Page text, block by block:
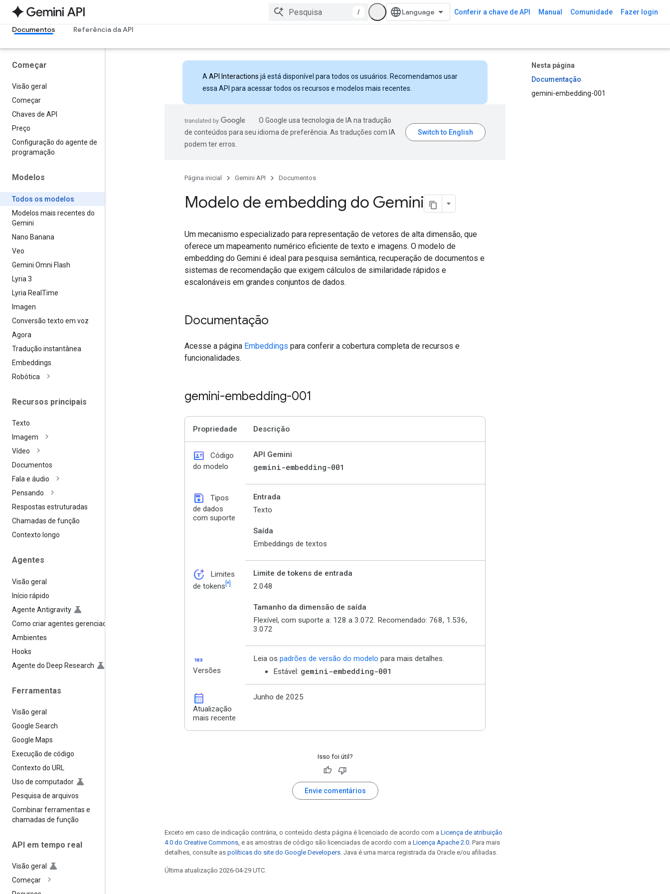
/ Conferir a chave de API Manual Comunidade Fazer login
Documentos Referência da API
Começar
Visão geral
Começar
Chaves de API
Preço
Configuração do agente de
programação
Modelos
Todos os modelos
Modelos mais recentes do
Gemini
Nano Banana
Veo
Gemini Omni Flash
Lyria 3
Lyria Real Time
Imagen
Conversão texto em voz
Agora
Tradução instantânea
Embeddings
Robótica
Recursos principais
Texto
Imagem
Vídeo
Documentos
Fala e áudio
Pensando
Respostas estruturadas
Chamadas de função
Contexto longo
Agentes
Visão geral
Início rápido
Agente Antigravity
Como criar agentes gerenciados
Ambientes
Hooks
Agente do Deep Research
Ferramentas
Visão geral
Google Search
Google Maps
Execução de código
Contexto do URL
Uso de computador
Pesquisa de arquivos
Combinar ferramentas e
chamadas de função
API em tempo real
Visão geral
Começar
Nesta página
Documentação
gemini-embedding-001
A API Interactions já está disponível para todos os usuários. Recomendamos usar
essa API para acessar todos os recursos e modelos mais recentes.
O Google usa tecnologia de IA na tradução
de conteúdos para seu idioma de preferência. As traduções com IA
podem ter erros.
Página inicial Gemini API Documentos
Modelo de embedding do Gemini
Um mecanismo especializado para representação de vetores de alta dimensão, que
oferece um mapeamento numérico eficiente de texto e imagens. O modelo de
embedding do Gemini é ideal para pesquisa semântica, recuperação de documentos e
sistemas de recomendação que exigem cálculos de similaridade rápidos e
escalonáveis em grandes conjuntos de dados.
Documentação
Acesse a página Embeddings para conferir a cobertura completa de recursos e
funcionalidades.
gemini-embedding-001
Propriedade Descrição
id_card
Código
do modelo
API Gemini
gemini-embedding-001
save
Tipos
de dados
com suporte
Entrada
Texto
Saída
Embeddings de textos
token_auto
Limites
de tokens [*]
Limite de tokens de entrada
2.048
Tamanho da dimensão de saída
Flexível, com suporte a: 128 a 3.072. Recomendado: 768, 1.536,
3.072
123
Versões
Leia os padrões de versão do modelo para mais detalhes.
Estável: gemini-embedding-001
calendar_month
Atualização
mais recente
Junho de 2025
Isso foi útil?
Envie comentários
Exceto em caso de indicação contrária, o conteúdo desta página é licenciado de acordo com a Licença de atribuição
4.0 do Creative Commons , e as amostras de código são licenciadas de acordo com a Licença Apache 2.0 . Para mais
detalhes, consulte as políticas do site do Google Developers . Java é uma marca registrada da Oracle e/ou afiliadas.
Última atualização 2026-04-29 UTC.